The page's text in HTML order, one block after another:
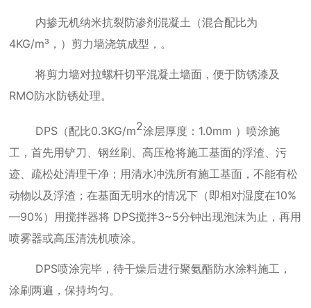
内掺无机纳米抗裂防渗剂混凝土（混合配比为
4KG/m³，）剪力墙浇筑成型，。
将剪力墙对拉螺杆切平混凝土墙面，便于防锈漆及
RMO防水防锈处理。
DPS（配比0.3KG/m2涂层厚度： 1.0mm ）喷涂施
工，首先用铲刀、钢丝刷、高压枪将施工基面的浮渣、污
迹、疏松处清理干净；用清水冲洗所有施工基面，不能有松
动物以及浮渣；在基面无明水的情况下（即相对湿度在10%
—90%）用搅拌器将 DPS搅拌3~5分钟出现泡沫为止，再用
喷雾器或高压清洗机喷涂。
DPS喷涂完毕，待干燥后进行聚氨酯防水涂料施工，
涂刷两遍，保持均匀。